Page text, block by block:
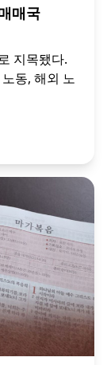
매국
지목됐다.
동, 해외 노